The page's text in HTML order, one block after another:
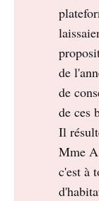
de
de
de ces
Il
Mme
c'est à